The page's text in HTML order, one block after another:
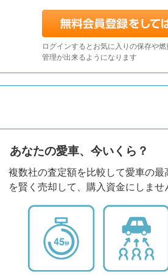
ログインするとお気に入りの保存や
管理が出来るようになります
あなたの愛車、今いくら？
複数社の査定額を比較して愛車の
を賢く売却して、購入資金にしませ